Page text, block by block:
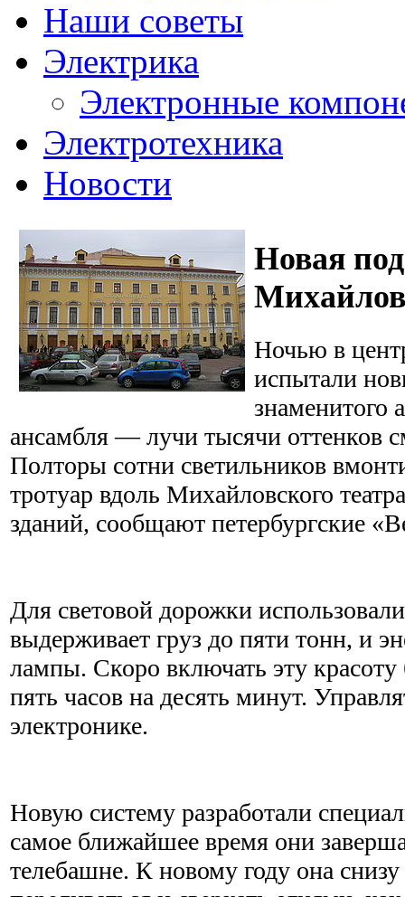
Наши советы
Электрика
Электронные
Электротехника
Новости
Новая
Ночью в
испытали
знаменитого
ансамбля — лучи тысячи оттенков
Полторы сотни светильников
тротуар вдоль Михайловского
зданий, сообщают петербургские
Для световой дорожки
выдерживает груз до пяти тонн, и
лампы. Скоро включать эту
пять часов на десять минут.
электронике.
Новую систему разработали
самое ближайшее время они
телебашне. К новому году она снизу